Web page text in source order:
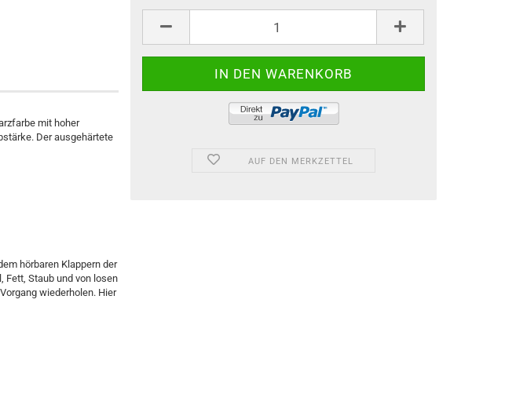
AUF DEN MERKZETTEL
mit hoher
Der ausgehärtete
hörbaren Klappern der
Fett, Staub und von losen
wiederholen. Hier